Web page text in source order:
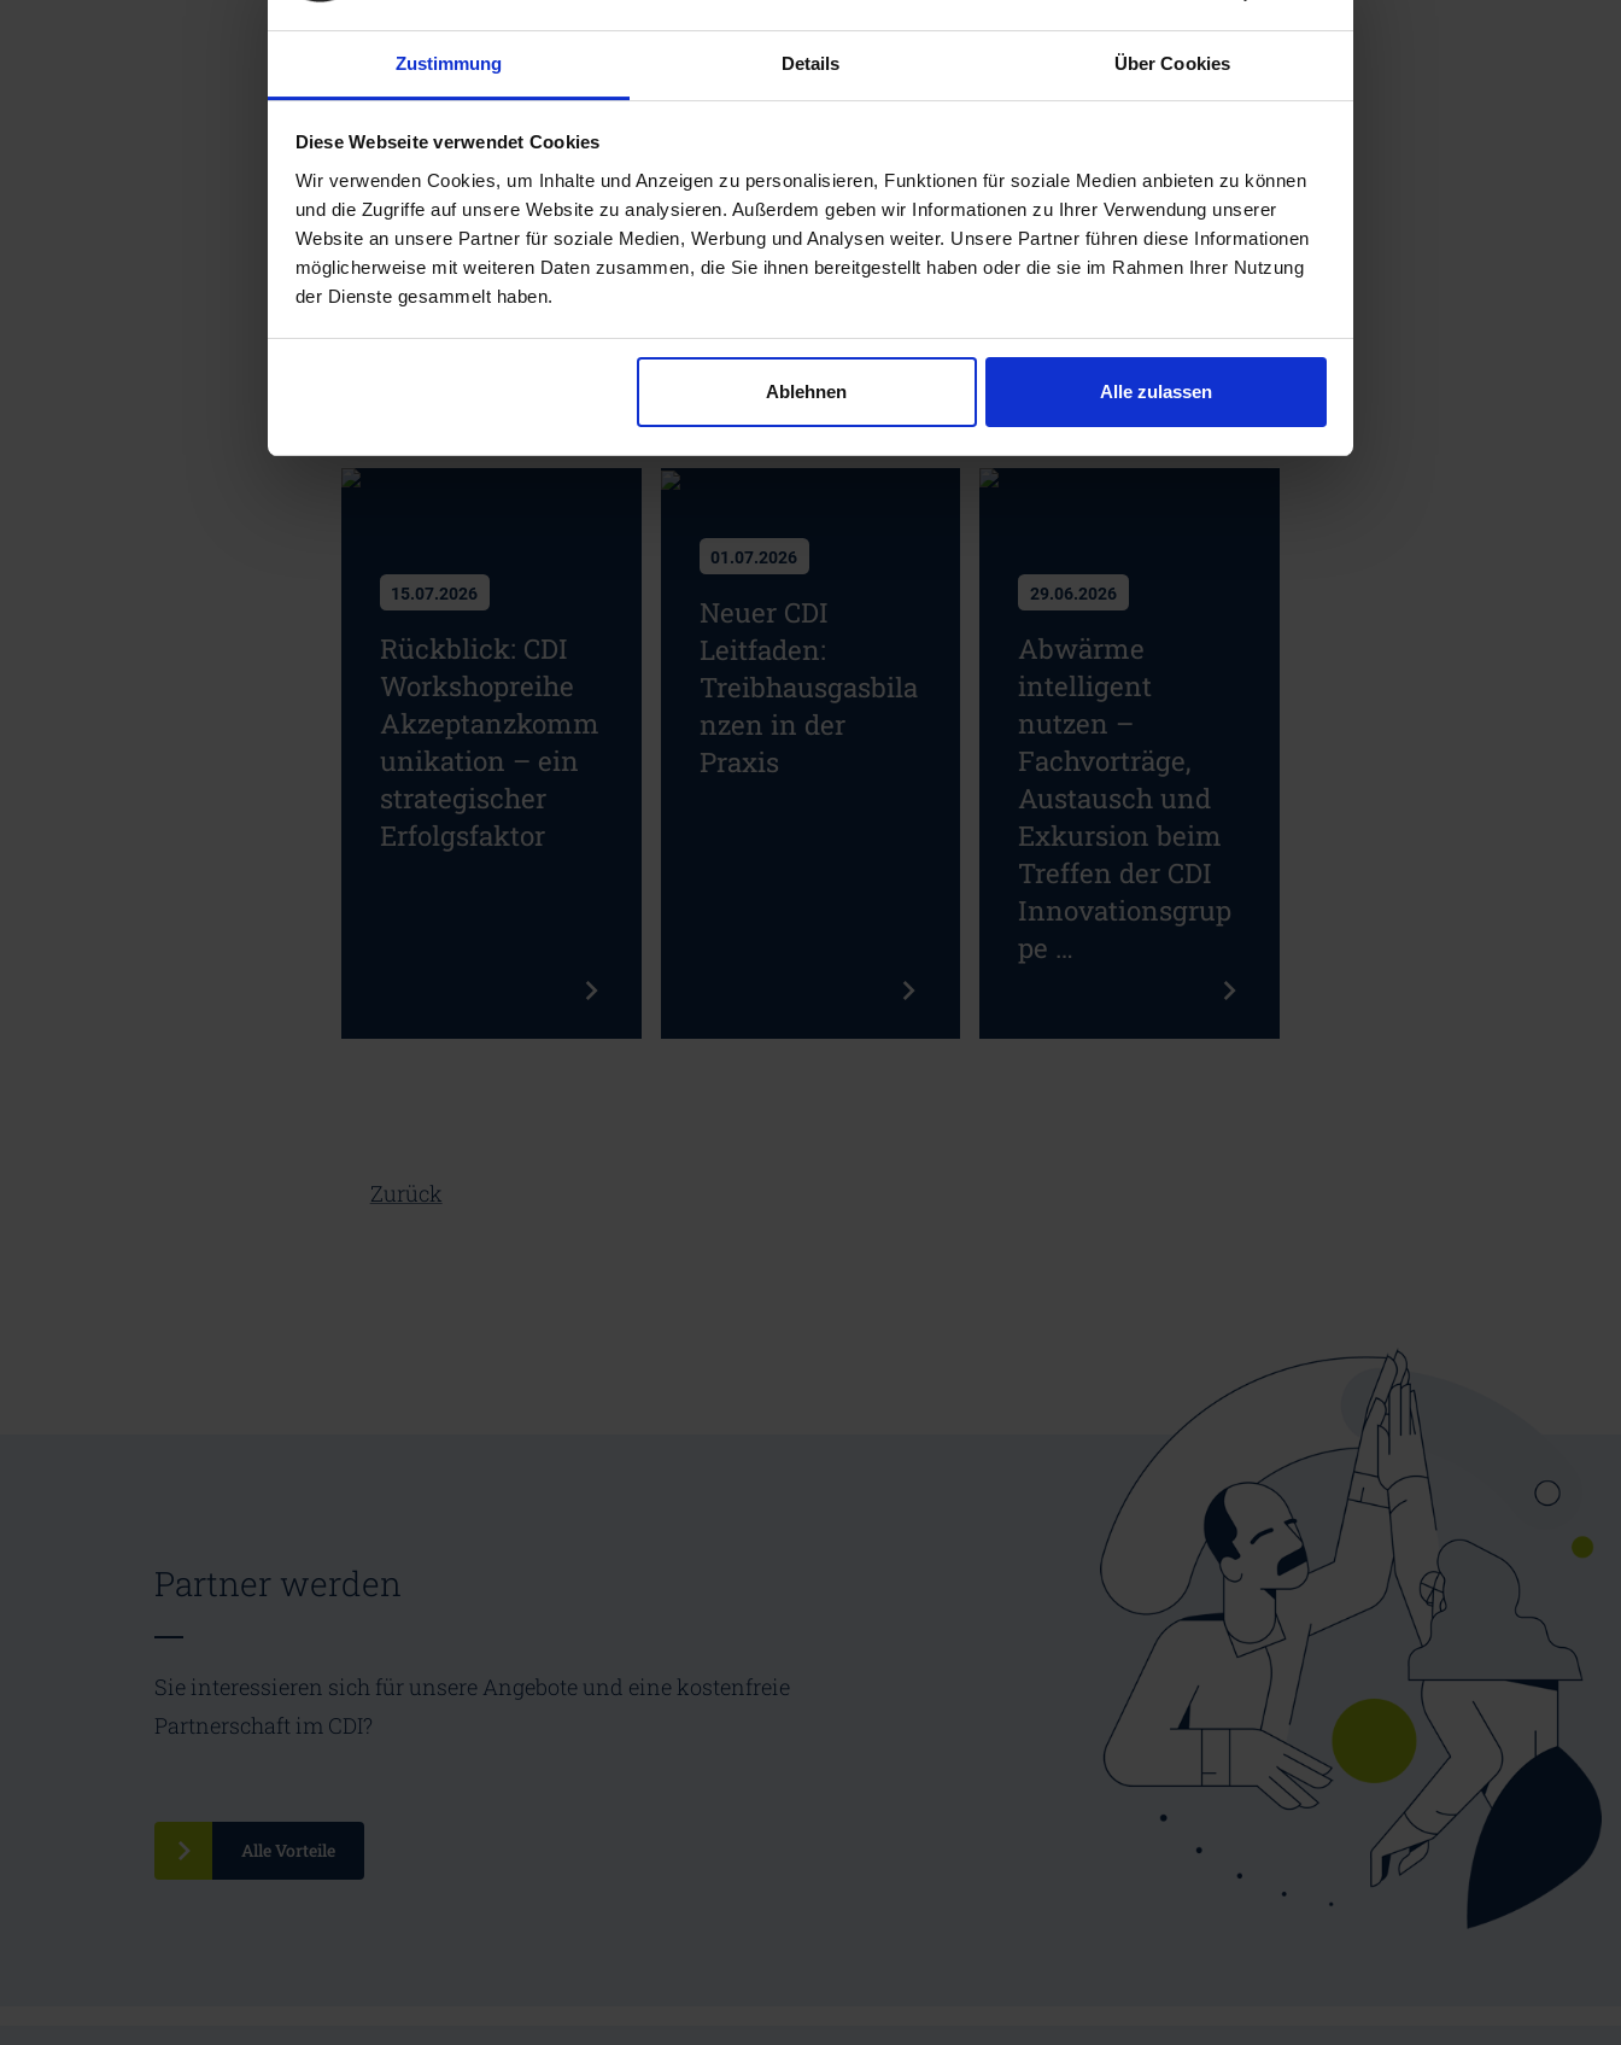
Zustimmung Details Über Cookies
Diese Webseite verwendet Cookies
Wir verwenden Cookies, um Inhalte und Anzeigen zu personalisieren, Funktionen für soziale Medien anbieten zu können
und die Zugriffe auf unsere Website zu analysieren. Außerdem geben wir Informationen zu Ihrer Verwendung unserer
Website an unsere Partner für soziale Medien, Werbung und Analysen weiter. Unsere Partner führen diese Informationen
möglicherweise mit weiteren Daten zusammen, die Sie ihnen bereitgestellt haben oder die sie im Rahmen Ihrer Nutzung
der Dienste gesammelt haben.
Ablehnen Alle zulassen
Weitere News
15.07.2026
Rückblick: CDI
Workshopreihe
Akzeptanzkomm
unikation – ein
strategischer
Erfolgsfaktor
01.07.2026
Neuer CDI
Leitfaden:
Treibhausgasbila
nzen in der
Praxis
29.06.2026
Abwärme
intelligent
nutzen –
Fachvorträge,
Austausch und
Exkursion beim
Treffen der CDI
Innovationsgrup
pe …
Zurück
Partner werden
Sie interessieren sich für unsere Angebote und eine kostenfreie
Partnerschaft im CDI?
Alle Vorteile